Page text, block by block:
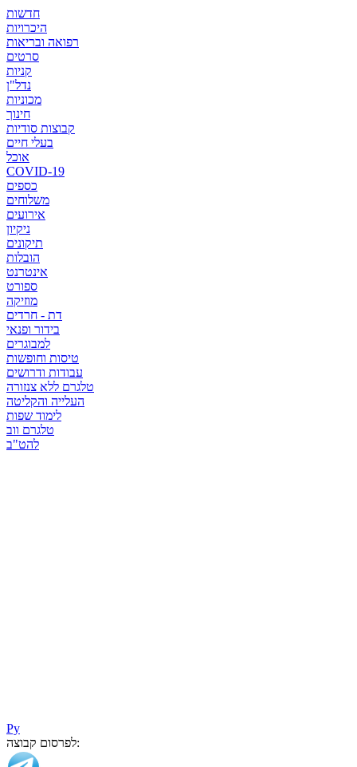
חדשות
היכרויות
רפואה ובריאות
סרטים
קניות
נדל"ן
מכוניות
חינוך
קבוצות סודיות
בעלי חיים
אוכל
COVID-19
כספים
משלוחים
אירועים
ניקיון
תיקונים
הובלות
אינטרנט
ספורט
מוזיקה
דת - חרדים
בידור ופנאי
למבוגרים
טיסות וחופשות
עבודות ודרושים
טלגרם ללא צנזורה
העלייה והקליטה
לימוד שפות
טלגרם ווב
להט"ב
Ру
לפרסום קבוצה: